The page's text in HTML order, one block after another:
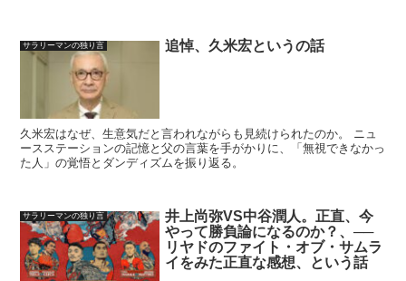
サラリーマンの独り言 追悼、久米宏というの話
久米宏はなぜ、生意気だと言われながらも見続けられたのか。 ニュ
ースステーションの記憶と父の言葉を手がかりに、「無視できなかっ
た人」の覚悟とダンディズムを振り返る。
サラリーマンの独り言
井上尚弥VS中谷潤人。正直、今
やって勝負論になるのか？、──
リヤドのファイト・オブ・サムラ
イをみた正直な感想、という話